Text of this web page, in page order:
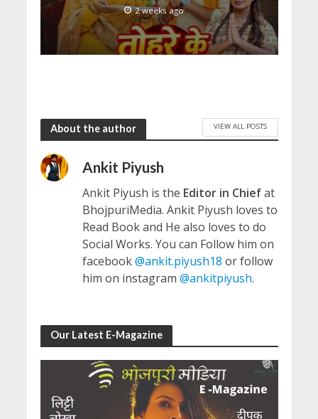
2 weeks ago
About the author VIEW ALL POSTS
Ankit Piyush
Ankit Piyush is the Editor in Chiefat
BhojpuriMedia. Ankit Piyush loves to
Read Book and He also loves to do
Social Works. You can Follow him on
facebook@ankit.piyush18 or follow
him on instagram @ankitpiyush.
Our Latest E-Magazine